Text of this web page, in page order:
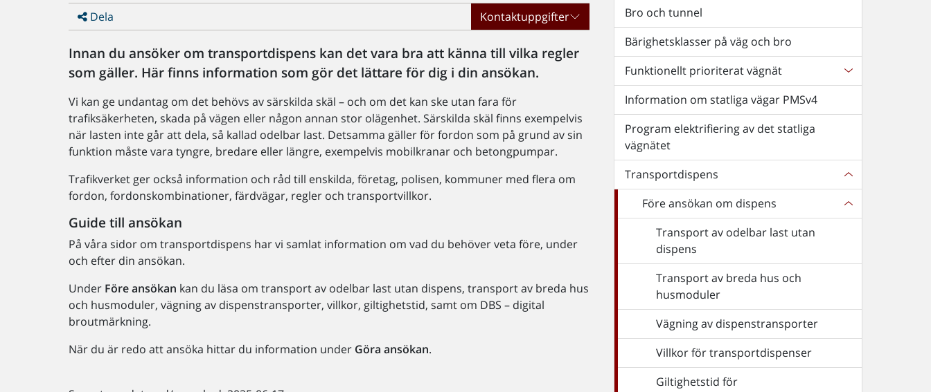
Dela Kontaktuppgifter
Innan du ansöker om transportdispens kan det vara bra att känna till vilka regler
som gäller. Här finns information som gör det lättare för dig i din ansökan.
Vi kan ge undantag om det behövs av särskilda skäl – och om det kan ske utan fara för
trafiksäkerheten, skada på vägen eller någon annan stor olägenhet. Särskilda skäl finns exempelvis
när lasten inte går att dela, så kallad odelbar last. Detsamma gäller för fordon som på grund av sin
funktion måste vara tyngre, bredare eller längre, exempelvis mobilkranar och betongpumpar.
Trafikverket ger också information och råd till enskilda, företag, polisen, kommuner med flera om
fordon, fordonskombinationer, färdvägar, regler och transportvillkor.
Guide till ansökan
På våra sidor om transportdispens har vi samlat information om vad du behöver veta före, under
och efter din ansökan.
Under Före ansökan kan du läsa om transport av odelbar last utan dispens, transport av breda hus
och husmoduler, vägning av dispenstransporter, villkor, giltighetstid, samt om DBS – digital
broutmärkning.
När du är redo att ansöka hittar du information under Göra ansökan.
Bro och tunnel
Bärighetsklasser på väg och bro
Funktionellt prioriterat vägnät
Information om statliga vägar PMSv4
Program elektrifiering av det statliga
vägnätet
Transportdispens
Före ansökan om dispens
Transport av odelbar last utan
dispens
Transport av breda hus och
husmoduler
Vägning av dispenstransporter
Villkor för transportdispenser
Giltighetstid för